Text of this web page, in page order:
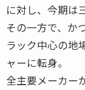
に対し、今期は
その一方で、か
ラック中心の地
ャーに転身。
全主要メーカー